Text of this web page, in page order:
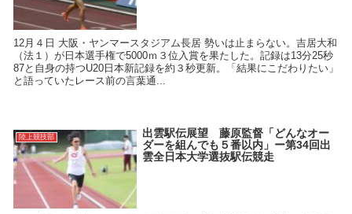
12月４日 大阪・ヤンマースタジアム長居 勢いは止まらない。吉居大和
（法１）が日本選手権で5000ｍ３位入賞を果たした。記録は13分25秒
87と自身の持つU20日本新記録を約３秒更新。「結果にこだわりたい」
と語っていたレース前の言葉通...
陸上競技部
出雲駅伝展望 藤原監督「どんなオー
ダーを組んでも５番以内」ー第34回出
雲全日本大学選抜駅伝競走